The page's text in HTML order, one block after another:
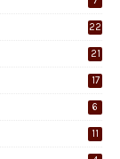
22
21
17
6
11